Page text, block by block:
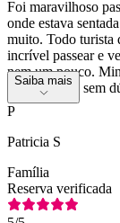
Foi maravilhoso
onde estava
muito. Todo turista
incrível passear e
nem um pouco.
aqui deveria, sem
Saiba mais
P
Patricia S
Família
Reserva verificada